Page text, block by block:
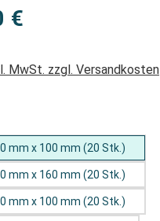
€
MwSt. zzgl. Versandkosten
mm x 100 mm (20 Stk.)
mm x 160 mm (20 Stk.)
mm x 100 mm (20 Stk.)